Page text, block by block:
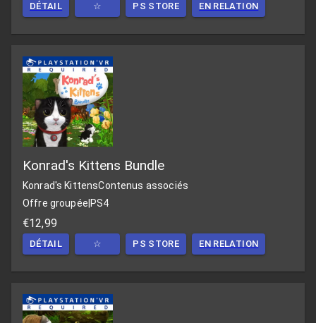
DÉTAIL ☆ PS STORE EN RELATION
Konrad's Kittens Bundle
Konrad's KittensContenus associés
Offre groupée PS4
€12,99
DÉTAIL ☆ PS STORE EN RELATION